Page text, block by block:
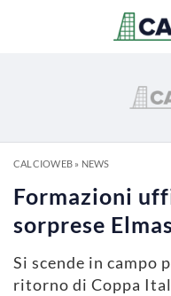
CALCIOWEB» NEWS
Formazioni
sorprese
Si scende in campo
ritorno di Coppa